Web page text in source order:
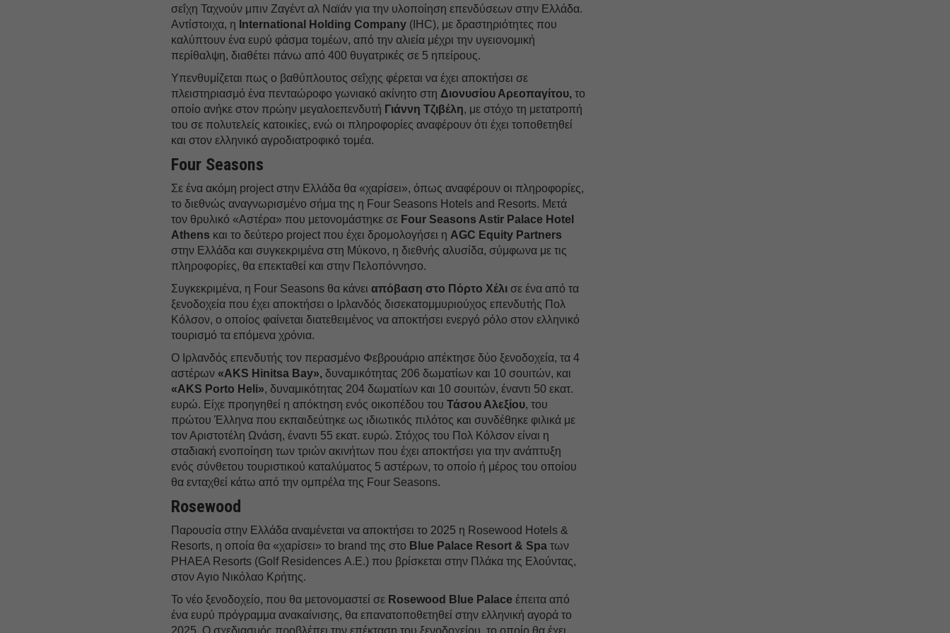
σεΐχη Ταχνούν μπιν Ζαγέντ αλ Ναϊάν για την υλοποίηση επενδύσεων στην Ελλάδα.
Αντίστοιχα, η International Holding Company (IHC), με δραστηριότητες που
καλύπτουν ένα ευρύ φάσμα τομέων, από την αλιεία μέχρι την υγειονομική
περίθαλψη, διαθέτει πάνω από 400 θυγατρικές σε 5 ηπείρους.
Υπενθυμίζεται πως ο βαθύπλουτος σεΐχης φέρεται να έχει αποκτήσει σε
πλειστηριασμό ένα πενταώροφο γωνιακό ακίνητο στηΔιονυσίου Αρεοπαγίτου, το
οποίο ανήκε στον πρώην μεγαλοεπενδυτή Γιάννη Τζιβέλη, με στόχο τη μετατροπή
του σε πολυτελείς κατοικίες, ενώ οι πληροφορίες αναφέρουν ότι έχει τοποθετηθεί
και στον ελληνικό αγροδιατροφικό τομέα.
Four Seasons
Σε ένα ακόμη project στην Ελλάδα θα «χαρίσει», όπως αναφέρουν οι πληροφορίες,
το διεθνώς αναγνωρισμένο σήμα της η Four Seasons Hotels and Resorts. Μετά
τον θρυλικό «Αστέρα» που μετονομάστηκε σε Four Seasons Astir Palace Hotel
Athens και το δεύτερο project που έχει δρομολογήσει η AGC Equity Partners
στην Ελλάδα και συγκεκριμένα στη Μύκονο, η διεθνής αλυσίδα, σύμφωνα με τις
πληροφορίες, θα επεκταθεί και στην Πελοπόννησο.
Συγκεκριμένα, η Four Seasons θα κάνει απόβαση στο Πόρτο Χέλι σε ένα από τα
ξενοδοχεία που έχει αποκτήσει ο Ιρλανδός δισεκατομμυριούχος επενδυτής Πολ
Κόλσον, ο οποίος φαίνεται διατεθειμένος να αποκτήσει ενεργό ρόλο στον ελληνικό
τουρισμό τα επόμενα χρόνια.
Ο Ιρλανδός επενδυτής τον περασμένο Φεβρουάριο απέκτησε δύο ξενοδοχεία, τα 4
αστέρων «AKS Hinitsa Bay», δυναμικότητας 206 δωματίων και 10 σουιτών, και
«AKS Porto Heli», δυναμικότητας 204 δωματίων και 10 σουιτών, έναντι 50 εκατ.
ευρώ. Είχε προηγηθεί η απόκτηση ενός οικοπέδου του Τάσου Αλεξίου, του
πρώτου Έλληνα που εκπαιδεύτηκε ως ιδιωτικός πιλότος και συνδέθηκε φιλικά με
τον Αριστοτέλη Ωνάση, έναντι 55 εκατ. ευρώ. Στόχος του Πολ Κόλσον είναι η
σταδιακή ενοποίηση των τριών ακινήτων που έχει αποκτήσει για την ανάπτυξη
ενός σύνθετου τουριστικού καταλύματος 5 αστέρων, το οποίο ή μέρος του οποίου
θα ενταχθεί κάτω από την ομπρέλα της Four Seasons.
Rosewood
Παρουσία στην Ελλάδα αναμένεται να αποκτήσει το 2025 η Rosewood Hotels &
Resorts, η οποία θα «χαρίσει» το brand της στο Blue Palace Resort & Spa των
PHAEA Resorts (Golf Residences Α.Ε.) που βρίσκεται στην Πλάκα της Ελούντας,
στον Αγιο Νικόλαο Κρήτης.
Το νέο ξενοδοχείο, που θα μετονομαστεί σε Rosewood Blue Palace έπειτα από
ένα ευρύ πρόγραμμα ανακαίνισης, θα επανατοποθετηθεί στην ελληνική αγορά το
2025. Ο σχεδιασμός προβλέπει την επέκταση του ξενοδοχείου, το οποίο θα έχει